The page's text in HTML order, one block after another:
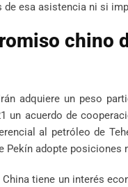
esa asistencia ni si
chino
adquiere un peso
un acuerdo de
al petróleo de
Pekín adopte
tiene un interés